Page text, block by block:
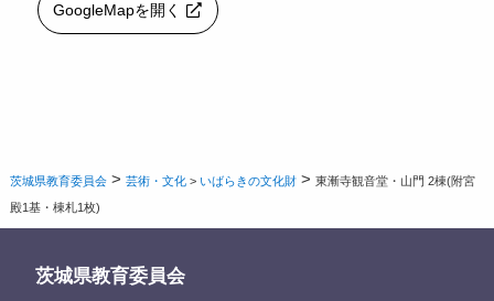
GoogleMapを開く
茨城県教育委員会 >芸術・文化 > いばらきの文化財 >東漸寺観音堂・山門 2棟(附宮
殿1基・棟札1枚)
茨城県教育委員会